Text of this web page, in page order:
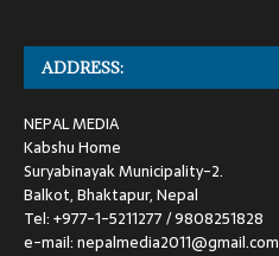
ADDRESS:
NEPAL MEDIA
Kabshu Home
Suryabinayak Municipality-2.
Balkot, Bhaktapur, Nepal
Tel: +977-1-5211277 / 9808251828
e-mail: nepalmedia2011@gmail.com